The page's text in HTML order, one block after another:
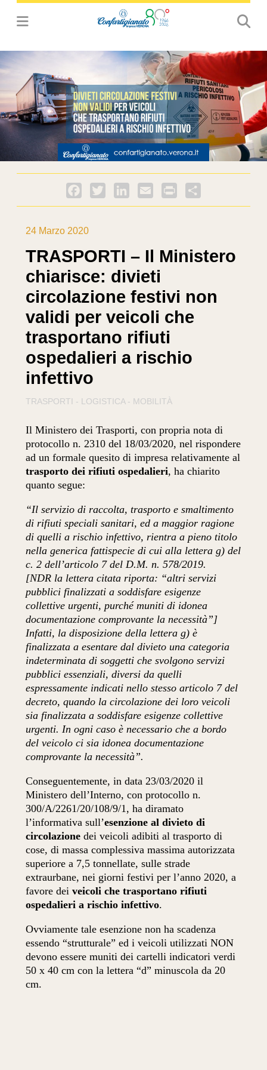
Facebook
Twitter LinkedInEmail PrintFriendly
24 Marzo 2020
TRASPORTI – Il Ministero
chiarisce: divieti
circolazione festivi non
validi per veicoli che
trasportano rifiuti
ospedalieri a rischio
infettivo
TRASPORTI - LOGISTICA - MOBILITÀ
Il Ministero dei Trasporti, con propria nota di
protocollo n. 2310 del 18/03/2020, nel rispondere
ad un formale quesito di impresa relativamente al
trasporto dei rifiuti ospedalieri, ha chiarito
quanto segue:
“Il servizio di raccolta, trasporto e smaltimento
di rifiuti speciali sanitari, ed a maggior ragione
di quelli a rischio infettivo, rientra a pieno titolo
nella generica fattispecie di cui alla lettera g) del
c. 2 dell’articolo 7 del D.M. n. 578/2019.
[NDR la lettera citata riporta: “altri servizi
pubblici finalizzati a soddisfare esigenze
collettive urgenti, purché muniti di idonea
documentazione comprovante la necessità”]
Infatti, la disposizione della lettera g) è
finalizzata a esentare dal divieto una categoria
indeterminata di soggetti che svolgono servizi
pubblici essenziali, diversi da quelli
espressamente indicati nello stesso articolo 7 del
decreto, quando la circolazione dei loro veicoli
sia finalizzata a soddisfare esigenze collettive
urgenti. In ogni caso è necessario che a bordo
del veicolo ci sia idonea documentazione
comprovante la necessità”.
Conseguentemente, in data 23/03/2020 il
Ministero dell’Interno, con protocollo n.
300/A/2261/20/108/9/1, ha diramato
l’informativa sull’esenzione al divieto di
circolazione dei veicoli adibiti al trasporto di
cose, di massa complessiva massima autorizzata
superiore a 7,5 tonnellate, sulle strade
extraurbane, nei giorni festivi per l’anno 2020, a
favore deiveicoli che trasportano rifiuti
ospedalieri a rischio infettivo.
Ovviamente tale esenzione non ha scadenza
essendo “strutturale” ed i veicoli utilizzati NON
devono essere muniti dei cartelli indicatori verdi
50 x 40 cm con la lettera “d” minuscola da 20
cm.